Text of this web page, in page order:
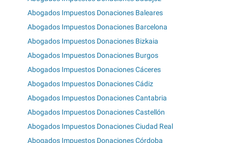
Abogados Impuestos Donaciones Baleares
Abogados Impuestos Donaciones Barcelona
Abogados Impuestos Donaciones Bizkaia
Abogados Impuestos Donaciones Burgos
Abogados Impuestos Donaciones Cáceres
Abogados Impuestos Donaciones Cádiz
Abogados Impuestos Donaciones Cantabria
Abogados Impuestos Donaciones Castellón
Abogados Impuestos Donaciones Ciudad Real
Abogados Impuestos Donaciones Córdoba